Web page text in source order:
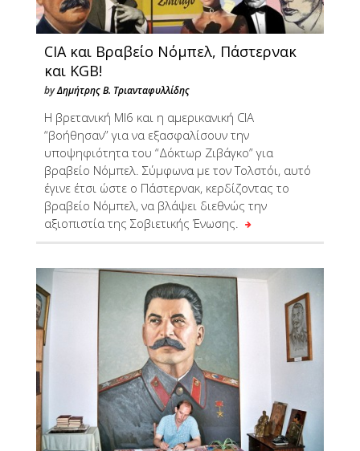
CIA και Βραβείο Νόμπελ, Πάστερνακ
και KGB!
byΔημήτρης Β. Τριανταφυλλίδης
H βρετανική MI6 και η αμερικανική CIA
“βοήθησαν” για να εξασφαλίσουν την
υποψηφιότητα του “Δόκτωρ Ζιβάγκο” για
βραβείο Νόμπελ. Σύμφωνα με τον Τολστόι, αυτό
έγινε έτσι ώστε ο Πάστερνακ, κερδίζοντας το
βραβείο Νόμπελ, να βλάψει διεθνώς την
αξιοπιστία της Σοβιετικής Ένωσης.